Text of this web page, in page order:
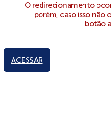
O redirecionamento
porém, caso isso não
botão
ACESSAR